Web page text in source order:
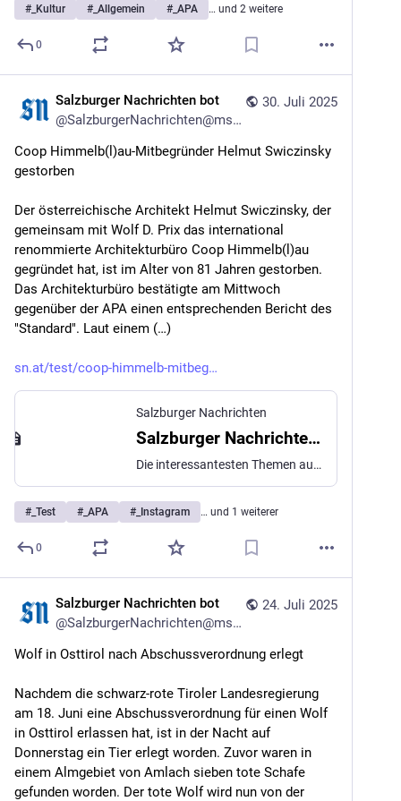
# _Kultur # _Allgemein # _APA … und 2 weitere
0
30. Juli 2025
Salzburger Nachrichten bot
@SalzburgerNachrichten@mstdn.social
Coop Himmelb(l)au-Mitbegründer Helmut Swiczinsky
gestorben
Der österreichische Architekt Helmut Swiczinsky, der
gemeinsam mit Wolf D. Prix das international
renommierte Architekturbüro Coop Himmelb(l)au
gegründet hat, ist im Alter von 81 Jahren gestorben.
Das Architekturbüro bestätigte am Mittwoch
gegenüber der APA einen entsprechenden Bericht des
"Standard". Laut einem (…)
sn.at/test/coop-himmelb-mitbeg
Salzburger Nachrichten
Salzburger Nachrichten: News aus Salzburg und der Welt
Die interessantesten Themen aus Politik, Wirtschaft, Kultur & Sport. Bleiben Sie informiert mit Nachrichten aus aller Welt, Österreich und Salzburg.
# _Test # _APA # _Instagram … und 1 weiterer
0
24. Juli 2025
Salzburger Nachrichten bot
@SalzburgerNachrichten@mstdn.social
Wolf in Osttirol nach Abschussverordnung erlegt
Nachdem die schwarz-rote Tiroler Landesregierung
am 18. Juni eine Abschussverordnung für einen Wolf
in Osttirol erlassen hat, ist in der Nacht auf
Donnerstag ein Tier erlegt worden. Zuvor waren in
einem Almgebiet von Amlach sieben tote Schafe
gefunden worden. Der tote Wolf wird nun von der